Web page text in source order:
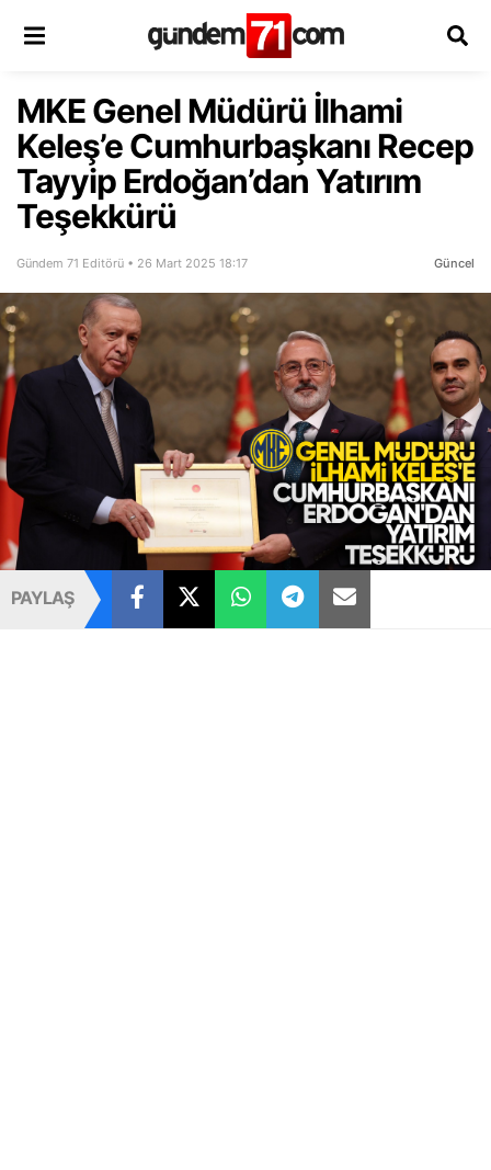
MKE Genel Müdürü İlhami
Keleş’e Cumhurbaşkanı Recep
Tayyip Erdoğan’dan Yatırım
Teşekkürü
Gündem 71 Editörü • 26 Mart 2025 18:17 Güncel
PAYLAŞ